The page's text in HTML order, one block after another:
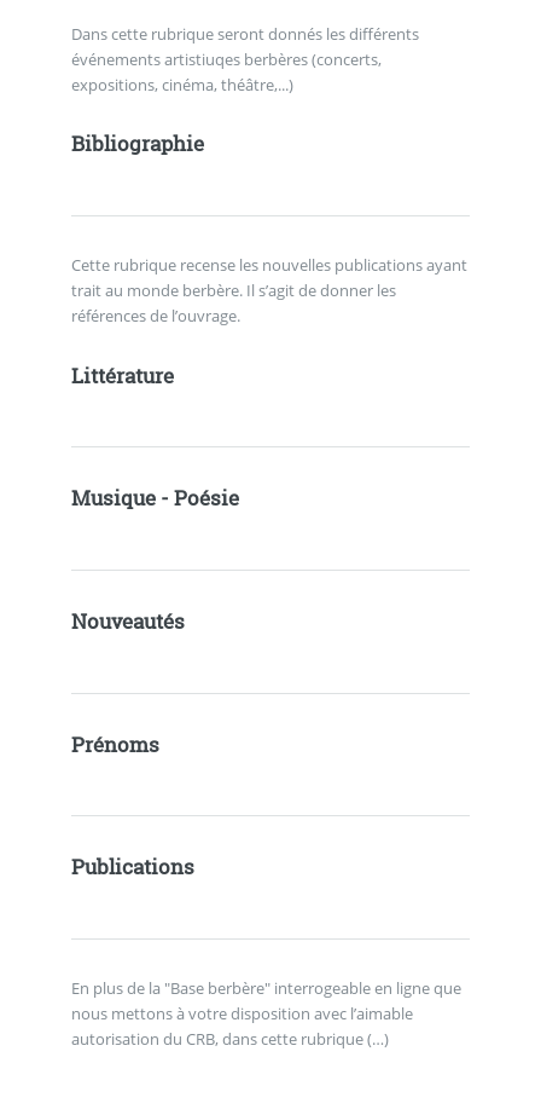
Dans cette rubrique seront donnés les différents
événements artistiuqes berbères (concerts,
expositions, cinéma, théâtre,...)
Bibliographie
Cette rubrique recense les nouvelles publications ayant
trait au monde berbère. Il s’agit de donner les
références de l’ouvrage.
Littérature
Musique - Poésie
Nouveautés
Prénoms
Publications
En plus de la "Base berbère" interrogeable en ligne que
nous mettons à votre disposition avec l’aimable
autorisation du CRB, dans cette rubrique (…)